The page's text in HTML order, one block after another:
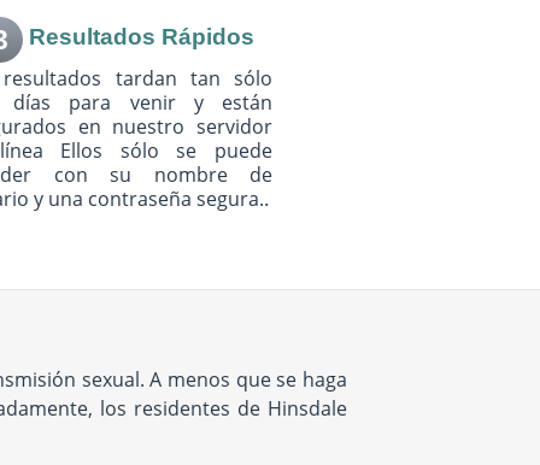
Resultados Rápidos
tardan tan sólo
días para venir y están
en nuestro servidor
Ellos sólo se puede
con su nombre de
y una contraseña segura..
sexual. A menos que se haga
los residentes de Hinsdale